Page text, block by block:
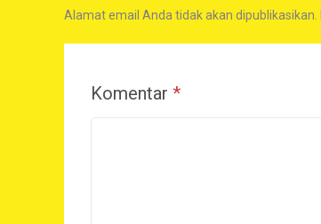
Alamat email Anda tidak akan dipublikasikan.
Komentar *